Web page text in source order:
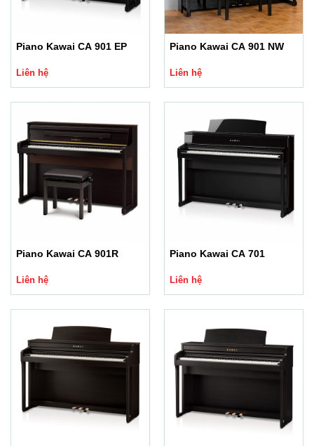
Piano Kawai CA 901 EP
Liên hệ
Piano Kawai CA 901 NW
Liên hệ
Piano Kawai CA 901R
Liên hệ
Piano Kawai CA 701
Liên hệ